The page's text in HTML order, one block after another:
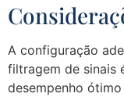
A configuração
filtragem de sinais
desempenho